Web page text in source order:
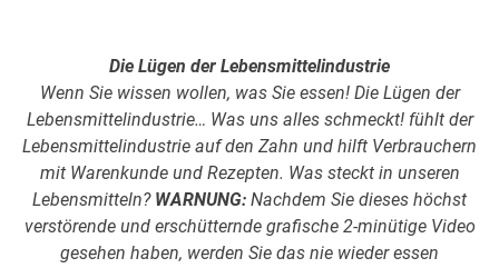
Die Lügen der Lebensmittelindustrie
Wenn Sie wissen wollen, was Sie essen! Die Lügen der
Lebensmittelindustrie… Was uns alles schmeckt! fühlt der
Lebensmittelindustrie auf den Zahn und hilft Verbrauchern
mit Warenkunde und Rezepten. Was steckt in unseren
Lebensmitteln? WARNUNG: Nachdem Sie dieses höchst
verstörende und erschütternde grafische 2-minütige Video
gesehen haben, werden Sie das nie wieder essen